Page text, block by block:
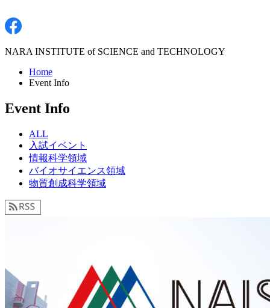
NARA INSTITUTE of SCIENCE and TECHNOLOGY
Home
Event Info
Event Info
ALL
入試イベント
情報科学領域
バイオサイエンス領域
物質創成科学領域